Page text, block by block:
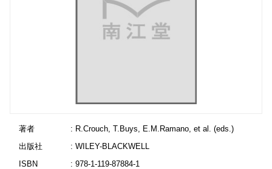
著者
: R.Crouch, T.Buys, E.M.Ramano, et al. (eds.)
出版社
: WILEY-BLACKWELL
ISBN
: 978-1-119-87884-1